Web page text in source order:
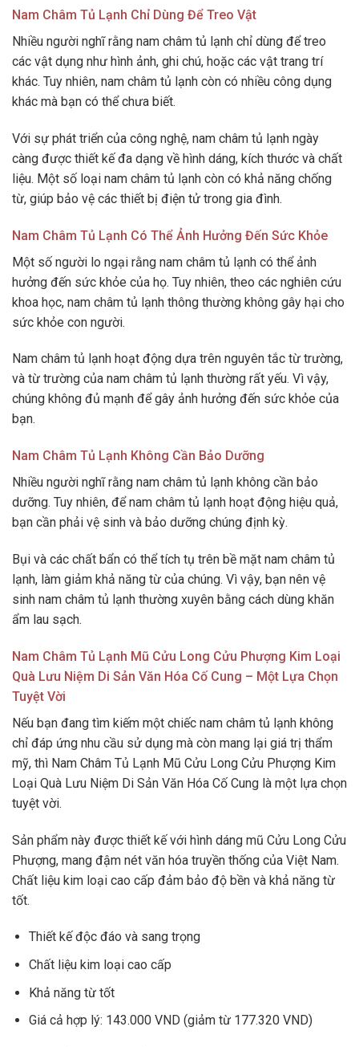
Nam Châm Tủ Lạnh Chỉ Dùng Để Treo Vật
Nhiều người nghĩ rằng nam châm tủ lạnh chỉ dùng để treo
các vật dụng như hình ảnh, ghi chú, hoặc các vật trang trí
khác. Tuy nhiên, nam châm tủ lạnh còn có nhiều công dụng
khác mà bạn có thể chưa biết.
Với sự phát triển của công nghệ, nam châm tủ lạnh ngày
càng được thiết kế đa dạng về hình dáng, kích thước và chất
liệu. Một số loại nam châm tủ lạnh còn có khả năng chống
từ, giúp bảo vệ các thiết bị điện tử trong gia đình.
Nam Châm Tủ Lạnh Có Thể Ảnh Hưởng Đến Sức Khỏe
Một số người lo ngại rằng nam châm tủ lạnh có thể ảnh
hưởng đến sức khỏe của họ. Tuy nhiên, theo các nghiên cứu
khoa học, nam châm tủ lạnh thông thường không gây hại cho
sức khỏe con người.
Nam châm tủ lạnh hoạt động dựa trên nguyên tắc từ trường,
và từ trường của nam châm tủ lạnh thường rất yếu. Vì vậy,
chúng không đủ mạnh để gây ảnh hưởng đến sức khỏe của
bạn.
Nam Châm Tủ Lạnh Không Cần Bảo Dưỡng
Nhiều người nghĩ rằng nam châm tủ lạnh không cần bảo
dưỡng. Tuy nhiên, để nam châm tủ lạnh hoạt động hiệu quả,
bạn cần phải vệ sinh và bảo dưỡng chúng định kỳ.
Bụi và các chất bẩn có thể tích tụ trên bề mặt nam châm tủ
lạnh, làm giảm khả năng từ của chúng. Vì vậy, bạn nên vệ
sinh nam châm tủ lạnh thường xuyên bằng cách dùng khăn
ẩm lau sạch.
Nam Châm Tủ Lạnh Mũ Cửu Long Cửu Phượng Kim Loại
Quà Lưu Niệm Di Sản Văn Hóa Cố Cung – Một Lựa Chọn
Tuyệt Vời
Nếu bạn đang tìm kiếm một chiếc nam châm tủ lạnh không
chỉ đáp ứng nhu cầu sử dụng mà còn mang lại giá trị thẩm
mỹ, thì Nam Châm Tủ Lạnh Mũ Cửu Long Cửu Phượng Kim
Loại Quà Lưu Niệm Di Sản Văn Hóa Cố Cung là một lựa chọn
tuyệt vời.
Sản phẩm này được thiết kế với hình dáng mũ Cửu Long Cửu
Phượng, mang đậm nét văn hóa truyền thống của Việt Nam.
Chất liệu kim loại cao cấp đảm bảo độ bền và khả năng từ
tốt.
Thiết kế độc đáo và sang trọng
Chất liệu kim loại cao cấp
Khả năng từ tốt
Giá cả hợp lý: 143.000 VND (giảm từ 177.320 VND)